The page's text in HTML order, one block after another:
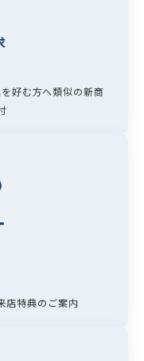
好む方へ類似の新商
店特典のご案内